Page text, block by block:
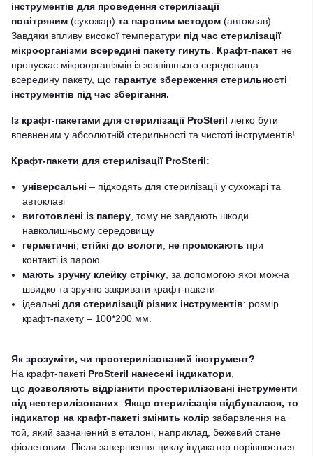
інструментів для проведення стерилізації
повітряним (сухожар) та паровим методом (автоклав).
Завдяки впливу високої температури під час стерилізації
мікроорганізми всередині пакету гинуть
Крафт-пакет не
пропускає мікроорганізмів із зовнішнього середовища
всередину пакету, що гарантує збереження стерильності
інструментів під час зберігання.
Із крафт-пакетами для стерилізації ProSteril легко бути
впевненим у абсолютній стерильності та чистоті інструментів!
Крафт-пакети для стерилізації ProSteril:
універсальні – підходять для стерилізації у сухожарі та
автоклаві
виготовлені із паперу , тому не завдають шкоди
навколишньому середовищу
герметичні стійкі до вологи не промокають при
контакті із парою
мають зручну клейку стрічку , за допомогою якої можна
швидко та зручно закривати крафт-пакети
ідеальні для стерилізації різних інструментів: розмір
крафт-пакету – 100*200 мм.
Як зрозуміти, чи простерилізований інструмент?
На крафт-пакеті ProSteril нанесені індикатори
що дозволяють відрізнити простерилізовані інструменти
від нестерилізованих Якщо стерилізація відбувалася, то
індикатор на крафт-пакеті змінить колір забарвлення на
той, який зазначений в еталоні, наприклад, бежевий стане
фіолетовим. Після завершення циклу індикатор порівнюється